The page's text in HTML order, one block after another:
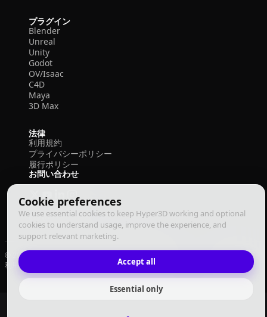
Cookie preferences
We use essential cookies to keep Hyper3D working and optional
cookies to understand usage, improve the experience, and
support relevant marketing.
Accept all
Essential only
プラグイン
Blender
Unreal
Unity
Godot
OV/Isaac
C4D
Maya
3D Max
法律
利用規約
プライバシーポリシー
履行ポリシー
お問い合わせ
© 2026 Deemos Corporation. All rights reserved
利用規約
履行ポリシー 日本語